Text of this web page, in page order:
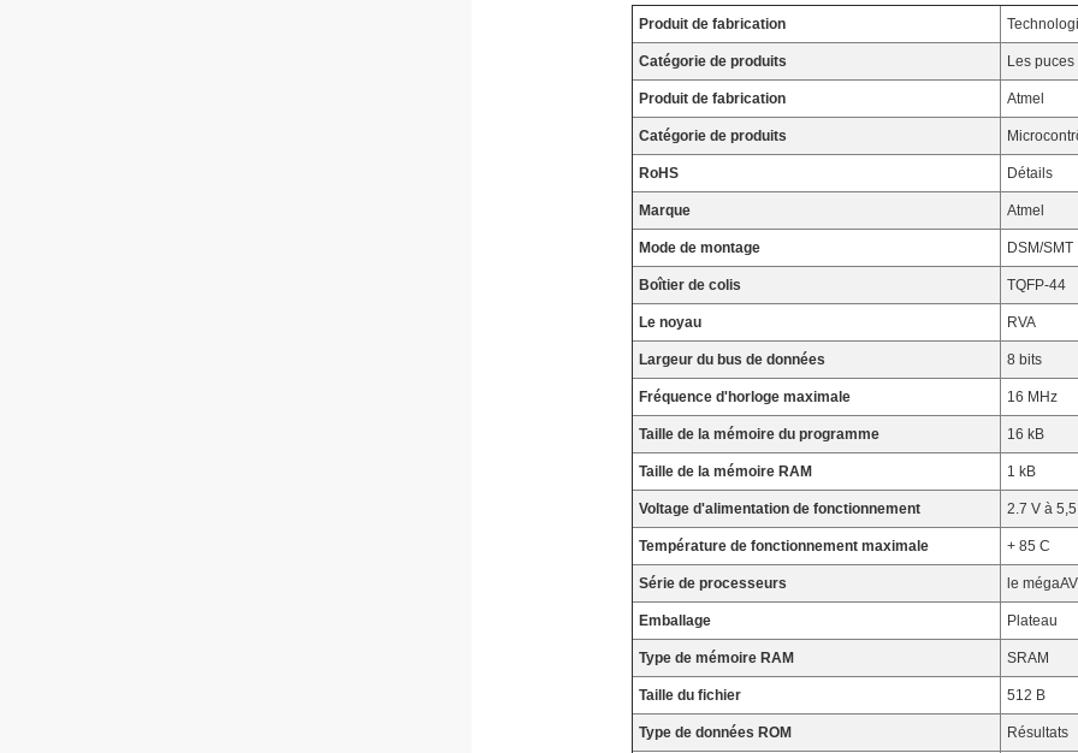
Produit de fabrication
Catégorie de produits Les puces
Produit de fabrication Atmel
Catégorie de produits
RoHS Détails
Marque Atmel
Mode de montage DSM/SMT
Boîtier de colis TQFP-44
Le noyau RVA
Largeur du bus de données 8 bits
Fréquence d'horloge maximale 16 MHz
Taille de la mémoire du programme 16 kB
Taille de la mémoire RAM 1 kB
Voltage d'alimentation de fonctionnement 2.7 V à
Température de fonctionnement maximale + 85 C
Série de processeurs le
Emballage Plateau
Type de mémoire RAM SRAM
Taille du fichier 512 B
Type de données ROM Résultats